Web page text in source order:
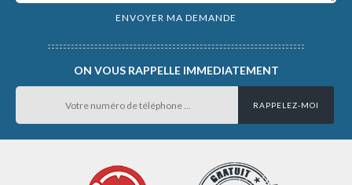
ON VOUS RAPPELLE IMMEDIATEMENT